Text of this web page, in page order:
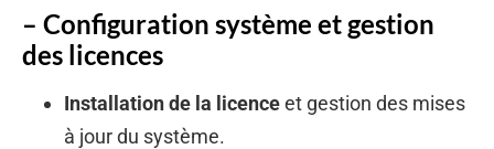
– Configuration système et gestion
des licences
Installation de la licenceet gestion des mises
à jour du système.